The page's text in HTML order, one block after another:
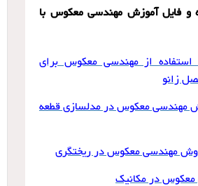
و فایل آموزش مهندسی معکوس با
از مهندسی معکوس برای
زانو
مهندسی معکوس در مدلسازی قطعه
روش مهندسی معکوس در ریختگری
معکوس در مکانیک